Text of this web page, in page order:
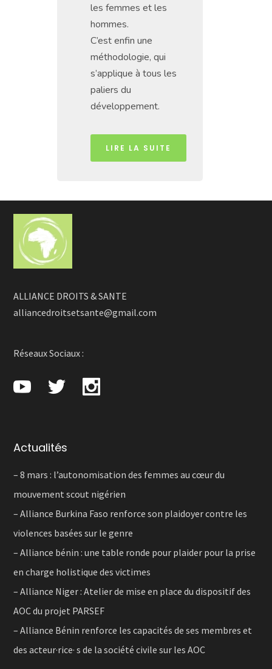
les femmes et les
hommes.
C’est enfin une
méthodologie, qui
s’applique à tous les
paliers du
développement.
LIRE LA SUITE
ALLIANCE DROITS & SANTE
alliancedroitsetsante@gmail.com
Réseaux Sociaux :
Actualités
– 8 mars : l’autonomisation des femmes au cœur du
mouvement scout nigérien
– Alliance Burkina Faso renforce son plaidoyer contre les
violences basées sur le genre
– Alliance bénin : une table ronde pour plaider pour la prise
en charge holistique des victimes
– Alliance Niger : Atelier de mise en place du dispositif des
AOC du projet PARSEF
– Alliance Bénin renforce les capacités de ses membres et
des acteur·rice· s de la société civile sur les AOC